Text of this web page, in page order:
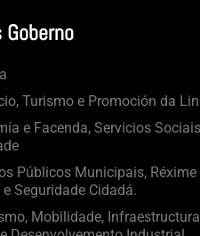
Goberno
Turismo e Promoción da
e Facenda, Servicios
Públicos Municipais, Réxime
Seguridade Cidadá.
Mobilidade,